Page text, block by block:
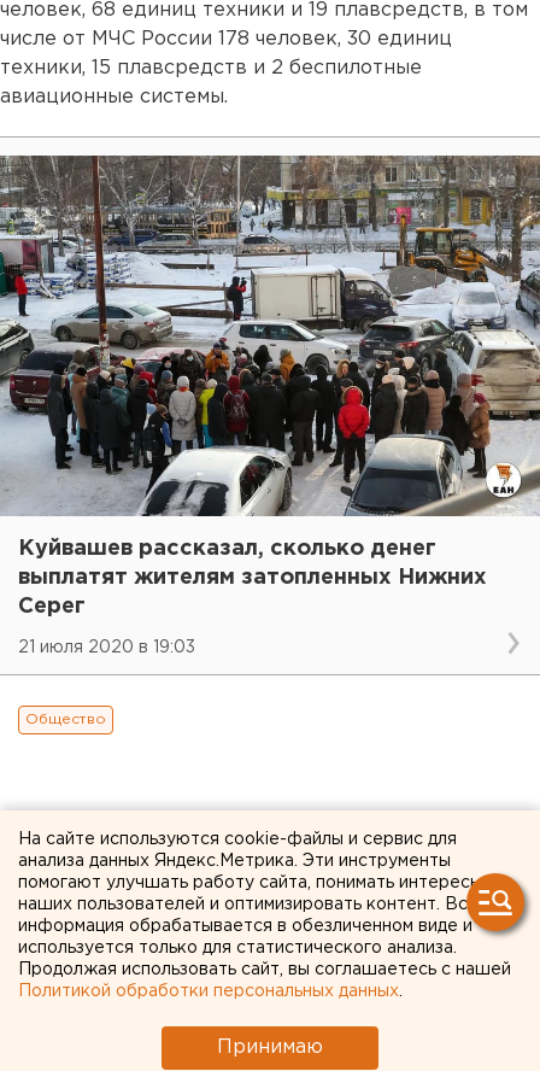
человек, 68 единиц техники и 19 плавсредств, в том
числе от МЧС России 178 человек, 30 единиц
техники, 15 плавсредств и 2 беспилотные
авиационные системы.
Куйвашев рассказал, сколько денег
выплатят жителям затопленных Нижних
Серег
21 июля 2020 в 19:03
Общество
На сайте используются cookie-файлы и сервис для
анализа данных Яндекс.Метрика. Эти инструменты
помогают улучшать работу сайта, понимать интересы
наших пользователей и оптимизировать контент. Вся
информация обрабатывается в обезличенном виде и
используется только для статистического анализа.
Продолжая использовать сайт, вы соглашаетесь с нашей
Политикой обработки персональных данных
Принимаю